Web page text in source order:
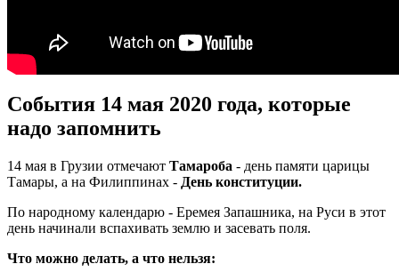
События 14 мая 2020 года, которые
надо запомнить
14 мая в Грузии отмечают Тамароба - день памяти царицы
Тамары, а на Филиппинах - День конституции.
По народному календарю - Еремея Запашника, на Руси в этот
день начинали вспахивать землю и засевать поля.
Что можно делать, а что нельзя: